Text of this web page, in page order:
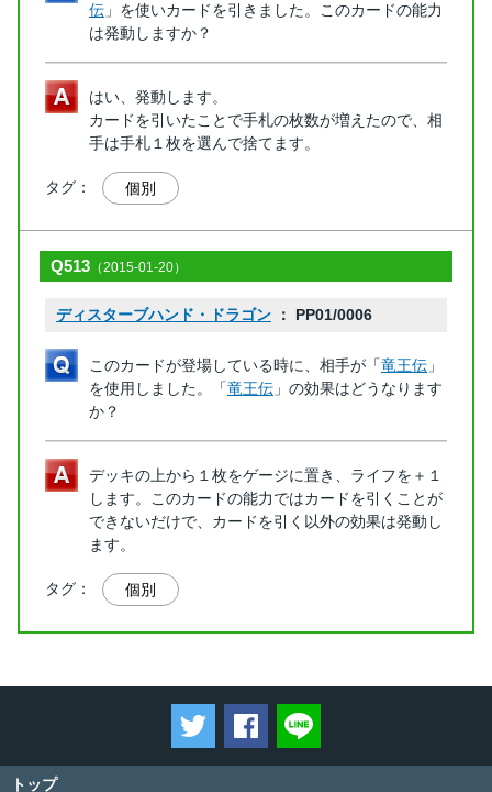
伝 」を使いカードを引きました。このカードの能力
は発動しますか？
はい、発動します。
カードを引いたことで手札の枚数が増えたので、相
手は手札１枚を選んで捨てます。
タグ： 個別
Q513 （2015-01-20）
ディスターブハンド・ドラゴン ： PP01/0006
このカードが登場している時に、相手が「竜王伝 」
を使用しました。「竜王伝 」の効果はどうなります
か？
デッキの上から１枚をゲージに置き、ライフを＋１
します。このカードの能力ではカードを引くことが
できないだけで、カードを引く以外の効果は発動し
ます。
タグ： 個別
ツイートするFacebookでシェアする
トップ